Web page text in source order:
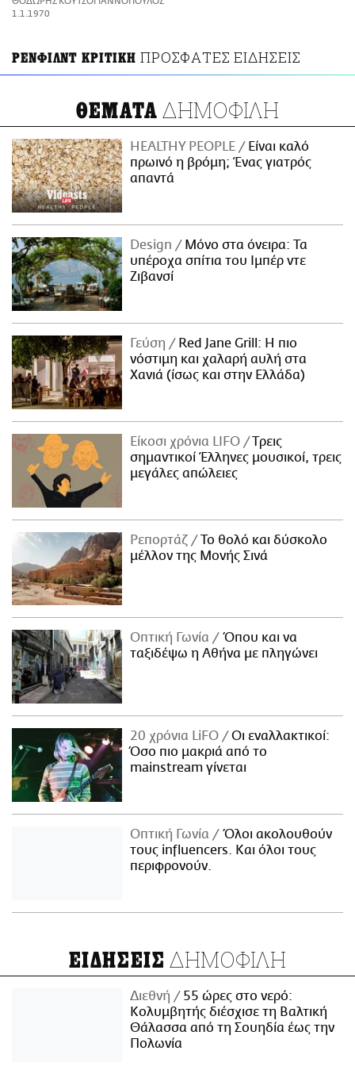
ΑΜΠΑ
1.1.1970
ΡΕΝΦΙΛΝΤ ΚΡΙΤΙΚΗ ΠΡΟΣΦΑΤΕΣ ΕΙΔΗΣΕΙΣ
ΘΕΜΑΤΑ ΔΗΜΟΦΙΛΗ
HEALTHY PEOPLE
Είναι καλό
πρωινό η βρόμη; Ένας γιατρός
απαντά
Design
Μόνο στα όνειρα: Τα
υπέροχα σπίτια του Ιμπέρ ντε
Ζιβανσί
Γεύση
Red Jane Grill: Η πιο
νόστιμη και χαλαρή αυλή στα
Χανιά (ίσως και στην Ελλάδα)
Είκοσι χρόνια LIFO
Tρεις
σημαντικοί Έλληνες μουσικοί, τρεις
μεγάλες απώλειες
Ρεπορτάζ
Το θολό και δύσκολο
μέλλον της Μονής Σινά
Οπτική Γωνία
Όπου και να
ταξιδέψω η Αθήνα με πληγώνει
20 χρόνια LiFO
Οι εναλλακτικοί:
Όσο πιο μακριά από το
mainstream γίνεται
Οπτική Γωνία
Όλοι ακολουθούν
τους influencers. Και όλοι τους
περιφρονούν.
ΕΙΔΗΣΕΙΣ ΔΗΜΟΦΙΛΗ
Διεθνή
55 ώρες στο νερό:
Κολυμβητής διέσχισε τη Βαλτική
Θάλασσα από τη Σουηδία έως την
Πολωνία